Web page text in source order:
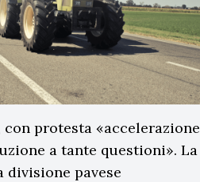
protesta «accelerazione
a tante questioni». La
pavese